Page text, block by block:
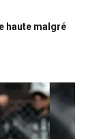
haute malgré